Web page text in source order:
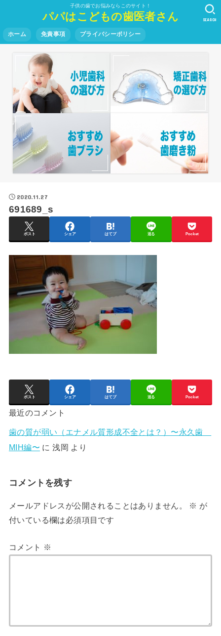
子供の歯でお悩みならこのサイト！
パパはこどもの歯医者さん
ホーム 免責事項 プライバシーポリシー
SEARCH
2020.11.27
691689_s
ポスト シェア はてブ 送る Pocket
ポスト シェア はてブ 送る Pocket
最近のコメント
歯の質が弱い（エナメル質形成不全とは？）〜永久歯
MIH編〜 に浅岡 より
コメントを残す
メールアドレスが公開されることはありません。 ※ が
付いている欄は必須項目です
コメント ※